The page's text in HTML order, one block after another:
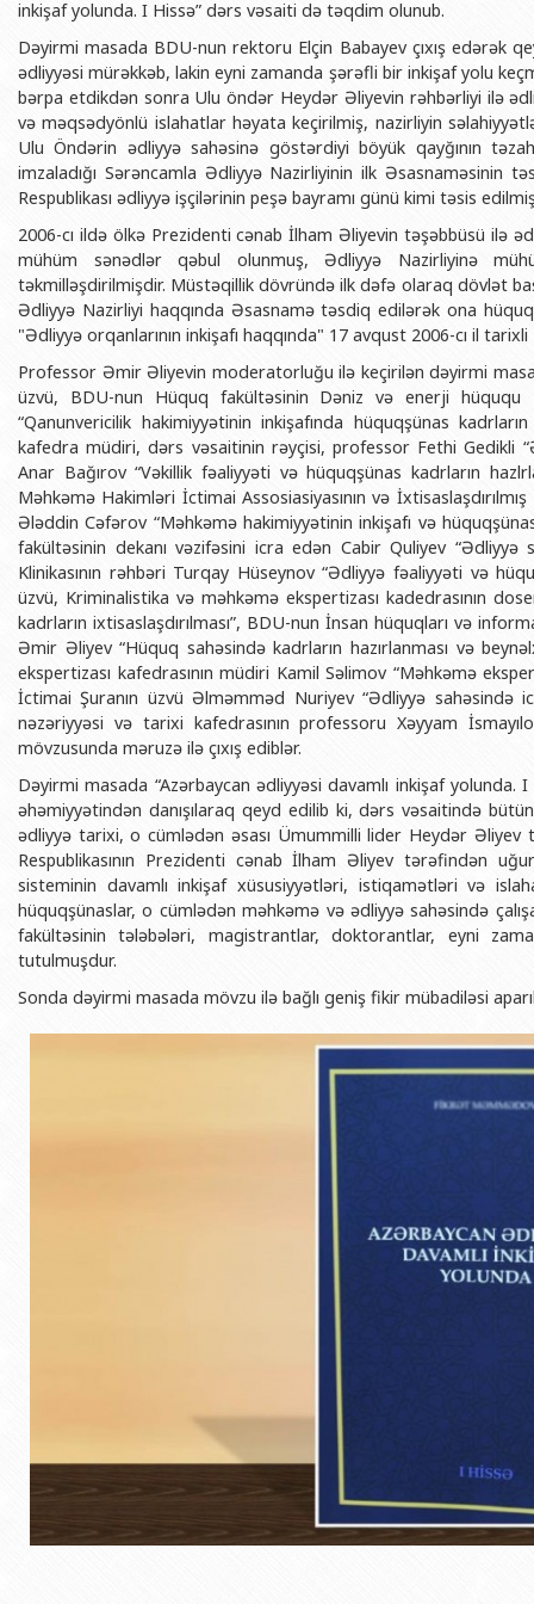
BDU-nun məzunları
Fəxri doktorlarımız
BDU-da təhsil
BDU-da tədris olunan ixtisaslar
Universitet tarixinin ən mühüm hadisələri
İnsan resursları və hüquq şöbəsi
Sənədlər və Müraciətlərlə iş
Maliyyə və təminat Departamenti
Keyfiyyətin təminatı, monitorinq
Psixoloji Yardım Sektoru
İdman-sağlamlıq Mərkəzi
BDU-nun Nəşr Evi
Geologiya fakültəsi
Filologiya fakültəsi
Tarix fakültəsi
Beynəlxalq
Hüquq fakültəsi
İnformasiya və
Şərqşünasliq
Sosial elmlər və
Şəxsi
Publik
inkişaf yolunda. I Hissə” dərs vəsaiti də təqdim olunub.
Dəyirmi masada BDU-nun rektoru Elçin Babayev çıxış edərək
ədliyyəsi mürəkkəb, lakin eyni zamanda şərəfli bir inkişaf yolu
bərpa etdikdən sonra Ulu öndər Heydər Əliyevin rəhbərliyi ilə
və məqsədyönlü islahatlar həyata keçirilmiş, nazirliyin
Ulu Öndərin ədliyyə sahəsinə göstərdiyi böyük qayğının
imzaladığı Sərəncamla Ədliyyə Nazirliyinin ilk Əsasnaməsinin
Respublikası ədliyyə işçilərinin peşə bayramı günü kimi təsis
2006-cı ildə ölkə Prezidenti cənab İlham Əliyevin təşəbbüsü ilə
mühüm sənədlər qəbul olunmuş, Ədliyyə Nazirliyinə
təkmilləşdirilmişdir. Müstəqillik dövründə ilk dəfə olaraq dövlət
Ədliyyə Nazirliyi haqqında Əsasnamə təsdiq edilərək ona
"Ədliyyə orqanlarının inkişafı haqqında" 17 avqust 2006-cı il tarixli
Professor Əmir Əliyevin moderatorluğu ilə keçirilən dəyirmi
üzvü, BDU-nun Hüquq fakültəsinin Dəniz və enerji hüququ
“Qanunvericilik hakimiyyətinin inkişafında hüquqşünas
kafedra müdiri, dərs vəsaitinin rəyçisi, professor Fethi Gedikli
Anar Bağırov “Vəkillik fəaliyyəti və hüquqşünas kadrların
Məhkəmə Hakimləri İctimai Assosiasiyasının və
Ələddin Cəfərov “Məhkəmə hakimiyyətinin inkişafı və
fakültəsinin dekanı vəzifəsini icra edən Cabir Quliyev “Ədliyyə
Klinikasının rəhbəri Turqay Hüseynov “Ədliyyə fəaliyyəti və
üzvü, Kriminalistika və məhkəmə ekspertizası kadedrasının
kadrların ixtisaslaşdırılması”, BDU-nun İnsan hüquqları və
Əmir Əliyev “Hüquq sahəsində kadrların hazırlanması və
ekspertizası kafedrasının müdiri Kamil Səlimov “Məhkəmə
İctimai Şuranın üzvü Əlməmməd Nuriyev “Ədliyyə sahəsində
nəzəriyyəsi və tarixi kafedrasının professoru Xəyyam
mövzusunda məruzə ilə çıxış ediblər.
Dəyirmi masada “Azərbaycan ədliyyəsi davamlı inkişaf
əhəmiyyətindən danışılaraq qeyd edilib ki, dərs vəsaitində
ədliyyə tarixi, o cümlədən əsası Ümummilli lider Heydər Əliyev
Respublikasının Prezidenti cənab İlham Əliyev tərəfindən
sisteminin davamlı inkişaf xüsusiyyətləri, istiqamətləri və
hüquqşünaslar, o cümlədən məhkəmə və ədliyyə sahəsində
fakültəsinin tələbələri, magistrantlar, doktorantlar, eyni
tutulmuşdur.
Sonda dəyirmi masada mövzu ilə bağlı geniş fikir mübadiləsi